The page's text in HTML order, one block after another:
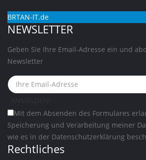
BRTAN-IT.de
NEWSLETTER
Geben Sie Ihre Email-Adresse ein und
Newsletter
Mit dem Absenden des Formulares
Speicherung und Verarbeitung meiner
wie es in der Datenschutzerklärung
Rechtliches